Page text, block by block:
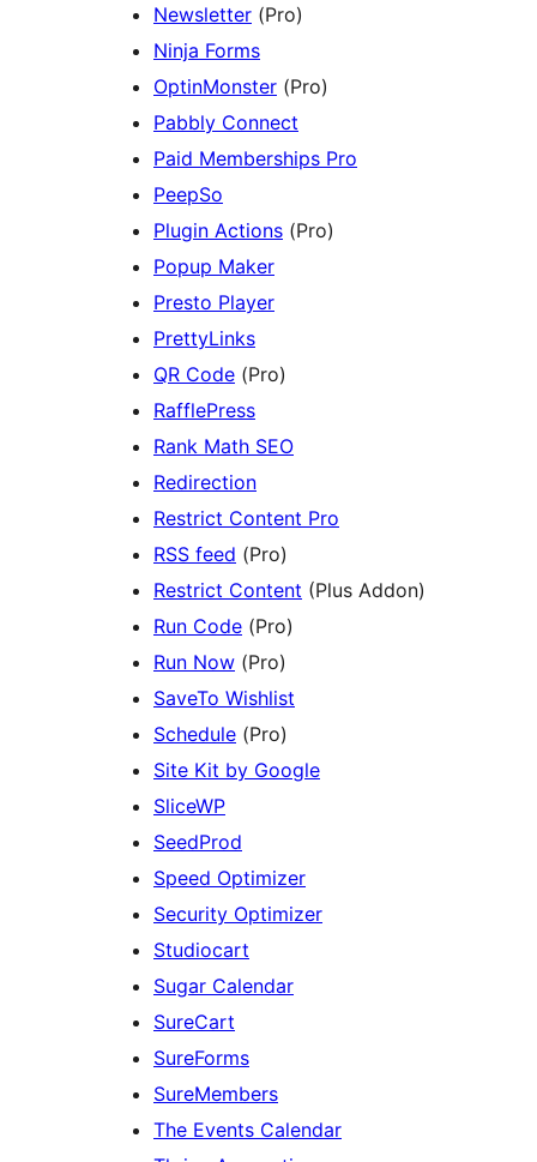
Newsletter (Pro)
Ninja Forms
OptinMonster (Pro)
Pabbly Connect
Paid Memberships Pro
PeepSo
Plugin Actions (Pro)
Popup Maker
Presto Player
PrettyLinks
QR Code (Pro)
RafflePress
Rank Math SEO
Redirection
Restrict Content Pro
RSS feed (Pro)
Restrict Content (Plus Addon)
Run Code (Pro)
Run Now (Pro)
SaveTo Wishlist
Schedule (Pro)
Site Kit by Google
SliceWP
SeedProd
Speed Optimizer
Security Optimizer
Studiocart
Sugar Calendar
SureCart
SureForms
SureMembers
The Events Calendar